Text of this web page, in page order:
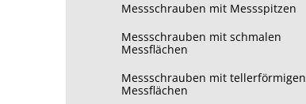
Messschrauben mit Messspitzen
Messschrauben mit schmalen
Messflächen
Messschrauben mit tellerförmigen
Messflächen